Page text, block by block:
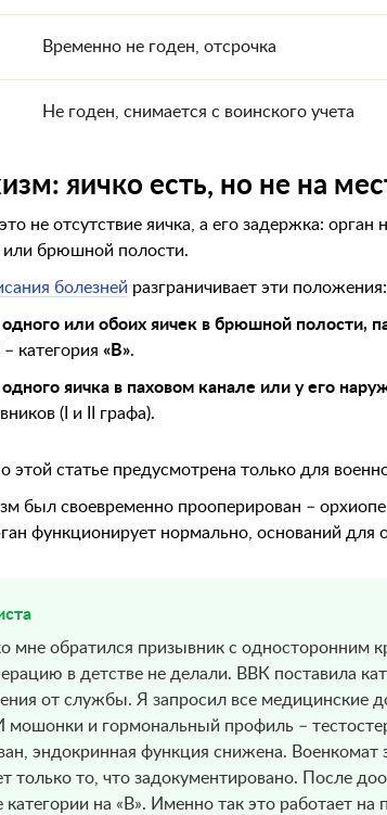
Временно не годен, отсрочка
Не годен, снимается с воинского учета
яичко есть, но не на
не отсутствие яичка, а его задержка:
или брюшной полости.
болезней разграничивает эти положения:
или обоих яичек в брюшной полости,
– категория «В».
яичка в паховом канале или у его
(I и II графа).
этой статье предусмотрена только для
был своевременно прооперирован –
функционирует нормально, оснований для
мне обратился призывник с односторонним
в детстве не делали. ВВК поставила
от службы. Я запросил все медицинские
мошонки и гормональный профиль –
эндокринная функция снижена. Военкомат
только то, что задокументировано. После
категории на «В». Именно так это работает на